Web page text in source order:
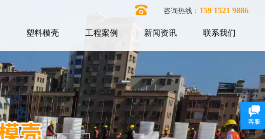
咨询热线： 159 1521 9886
塑料模壳 工程案例 新闻资讯 联系我们
客服